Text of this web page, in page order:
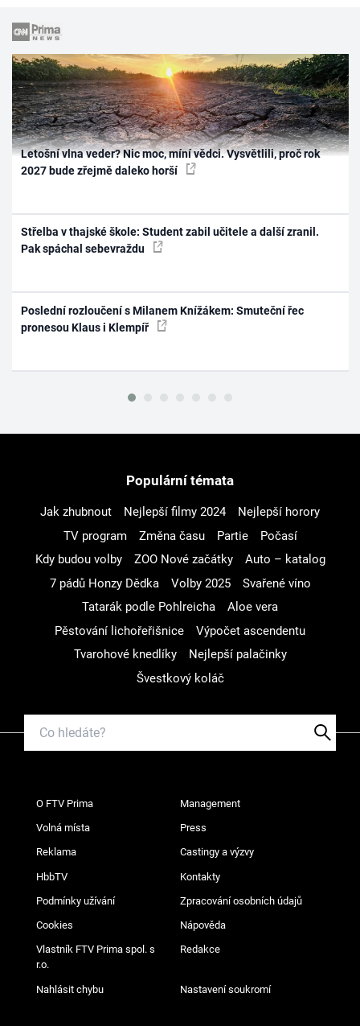
Letošní vlna veder? Nic moc, míní vědci. Vysvětlili, proč rok
2027 bude zřejmě daleko horší
Střelba v thajské škole: Student zabil učitele a další zranil.
Pak spáchal sebevraždu
Poslední rozloučení s Milanem Knížákem: Smuteční řec
pronesou Klaus i Klempíř
Populární témata
Jak zhubnout Nejlepší filmy 2024
Nejlepší horory
TV program
Změna času Partie
Počasí
Kdy budou volby
ZOO Nové začátky
Auto – katalog
7 pádů Honzy Dědka
Volby 2025
Svařené víno
Tatarák podle Pohlreicha
Aloe vera
Pěstování lichořeřišnice
Výpočet ascendentu
Tvarohové knedlíky
Nejlepší palačinky
Švestkový koláč
O FTV Prima Management
Volná místa Press
Reklama Castingy a výzvy
HbbTV Kontakty
Podmínky užívání Zpracování osobních údajů
Cookies Nápověda
Vlastník FTV Prima spol. s
r.o.
Redakce
Nahlásit chybu Nastavení soukromí